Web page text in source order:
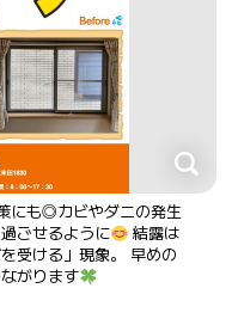
にも◎カビやダニの発生
ごせるように
結露は
受ける」現象。 早めの
がります